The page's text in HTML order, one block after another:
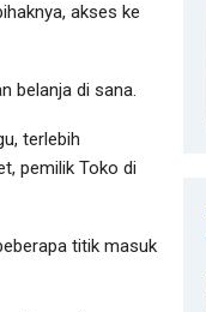
akses ke
belanja di sana.
terlebih
pemilik Toko di
titik masuk